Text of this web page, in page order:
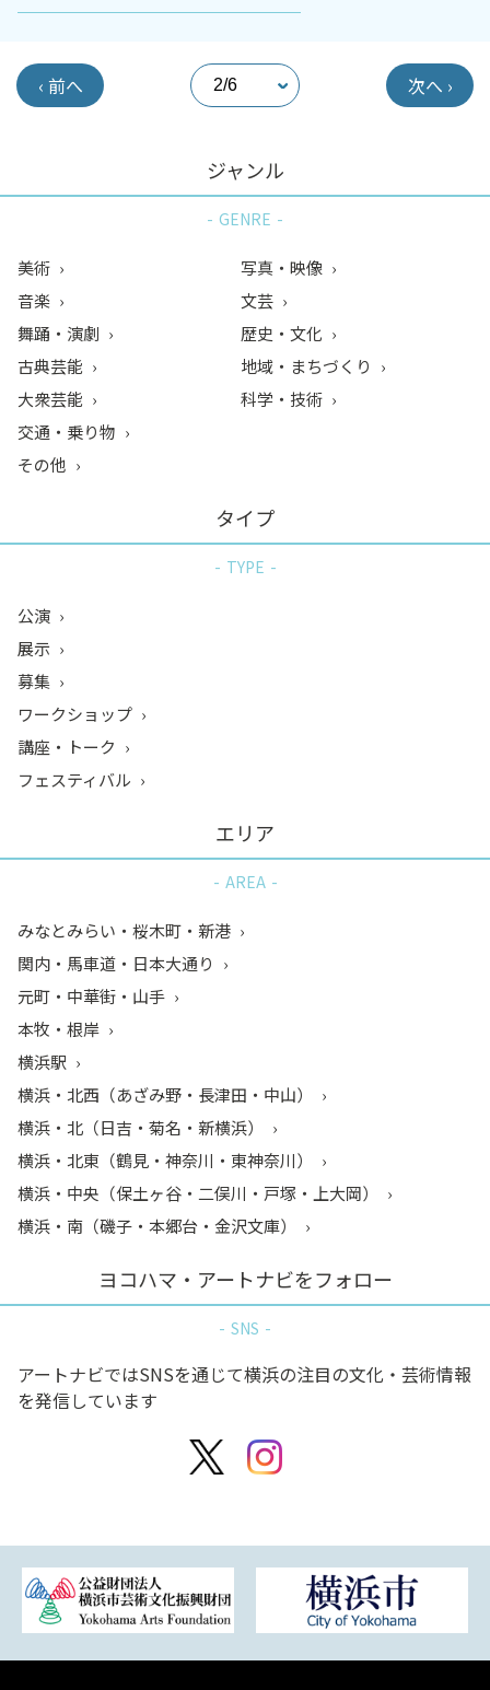
‹ 前へ 次へ ›
ジャンル
GENRE
美術
音楽
舞踊・演劇
古典芸能
大衆芸能
写真・映像
文芸
歴史・文化
地域・まちづくり
科学・技術
交通・乗り物
その他
タイプ
TYPE
公演
展示
募集
ワークショップ
講座・トーク
フェスティバル
エリア
AREA
みなとみらい・桜木町・新港
関内・馬車道・日本大通り
元町・中華街・山手
本牧・根岸
横浜駅
横浜・北西（あざみ野・長津田・中山）
横浜・北（日吉・菊名・新横浜）
横浜・北東（鶴見・神奈川・東神奈川）
横浜・中央（保土ヶ谷・二俣川・戸塚・上大岡）
横浜・南（磯子・本郷台・金沢文庫）
ヨコハマ・アートナビをフォロー
SNS
アートナビではSNSを通じて横浜の注目の文化・芸術情報
を発信しています